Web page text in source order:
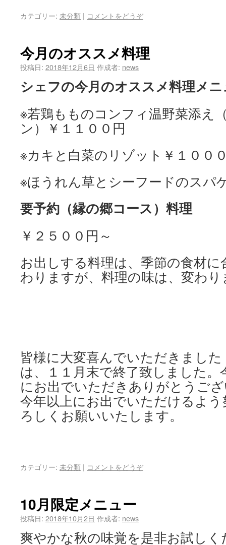
カテゴリー: 未分類 | コメントをどうぞ
今月のオススメ料理
投稿日: 2018年12月6日 作成者: news
シェフの今月のオススメ料理メ
※若鶏もものコンフィ温野菜添え
ン）￥１１００円
※カキと白菜のリゾット￥１００
※ほうれん草とシーフードのスパ
要予約（縁の郷コース）料理
￥２５００円～
お出しする料理は、季節の食材
わりますが、料理の味は、変わ
皆様に大変喜んでいただきまし
は、１１月末で終了致しました
にお出でいただきありがとうご
今年以上にお出でいただけるよ
ろしくお願いいたします。
カテゴリー: 未分類 | コメントをどうぞ
10月限定メニュー
投稿日: 2018年10月2日 作成者: news
爽やかな秋の味覚を是非お試しく